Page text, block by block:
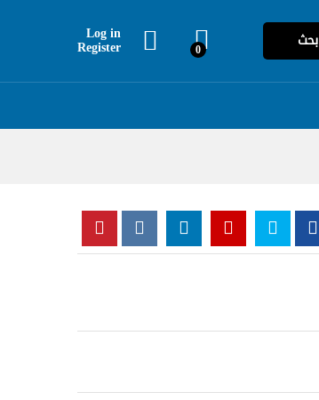
بحث
0
Log in
Register